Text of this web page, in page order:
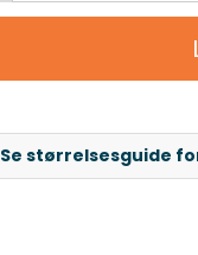
Se størrelsesguide